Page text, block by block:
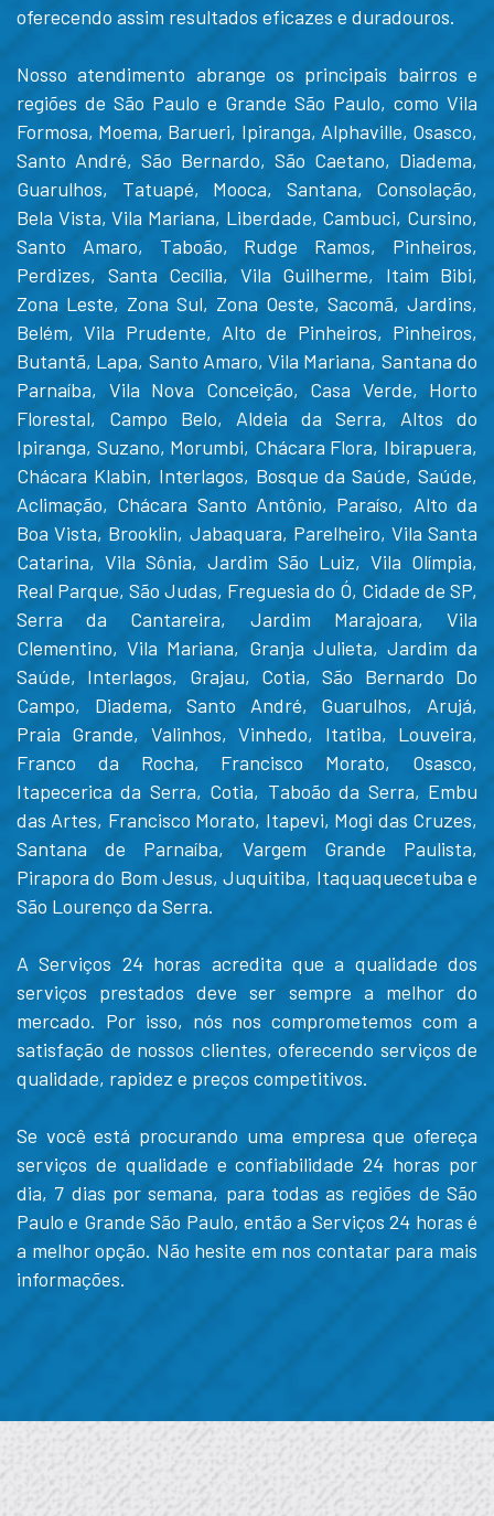
oferecendo assim resultados eficazes e duradouros.
Nosso atendimento abrange os principais bairros e
regiões de São Paulo e Grande São Paulo, como Vila
Formosa, Moema, Barueri, Ipiranga, Alphaville, Osasco,
Santo André, São Bernardo, São Caetano, Diadema,
Guarulhos, Tatuapé, Mooca, Santana, Consolação,
Bela Vista, Vila Mariana, Liberdade, Cambuci, Cursino,
Santo Amaro, Taboão, Rudge Ramos, Pinheiros,
Perdizes, Santa Cecília, Vila Guilherme, Itaim Bibi,
Zona Leste, Zona Sul, Zona Oeste, Sacomã, Jardins,
Belém, Vila Prudente, Alto de Pinheiros, Pinheiros,
Butantã, Lapa, Santo Amaro, Vila Mariana, Santana do
Parnaíba, Vila Nova Conceição, Casa Verde, Horto
Florestal, Campo Belo, Aldeia da Serra, Altos do
Ipiranga, Suzano, Morumbi, Chácara Flora, Ibirapuera,
Chácara Klabin, Interlagos, Bosque da Saúde, Saúde,
Aclimação, Chácara Santo Antônio, Paraíso, Alto da
Boa Vista, Brooklin, Jabaquara, Parelheiro, Vila Santa
Catarina, Vila Sônia, Jardim São Luiz, Vila Olímpia,
Real Parque, São Judas, Freguesia do Ó, Cidade de SP,
Serra da Cantareira, Jardim Marajoara, Vila
Clementino, Vila Mariana, Granja Julieta, Jardim da
Saúde, Interlagos, Grajau, Cotia, São Bernardo Do
Campo, Diadema, Santo André, Guarulhos, Arujá,
Praia Grande, Valinhos, Vinhedo, Itatiba, Louveira,
Franco da Rocha, Francisco Morato, Osasco,
Itapecerica da Serra, Cotia, Taboão da Serra, Embu
das Artes, Francisco Morato, Itapevi, Mogi das Cruzes,
Santana de Parnaíba, Vargem Grande Paulista,
Pirapora do Bom Jesus, Juquitiba, Itaquaquecetuba e
São Lourenço da Serra.
A Serviços 24 horas acredita que a qualidade dos
serviços prestados deve ser sempre a melhor do
mercado. Por isso, nós nos comprometemos com a
satisfação de nossos clientes, oferecendo serviços de
qualidade, rapidez e preços competitivos.
Se você está procurando uma empresa que ofereça
serviços de qualidade e confiabilidade 24 horas por
dia, 7 dias por semana, para todas as regiões de São
Paulo e Grande São Paulo, então a Serviços 24 horas é
a melhor opção. Não hesite em nos contatar para mais
informações.